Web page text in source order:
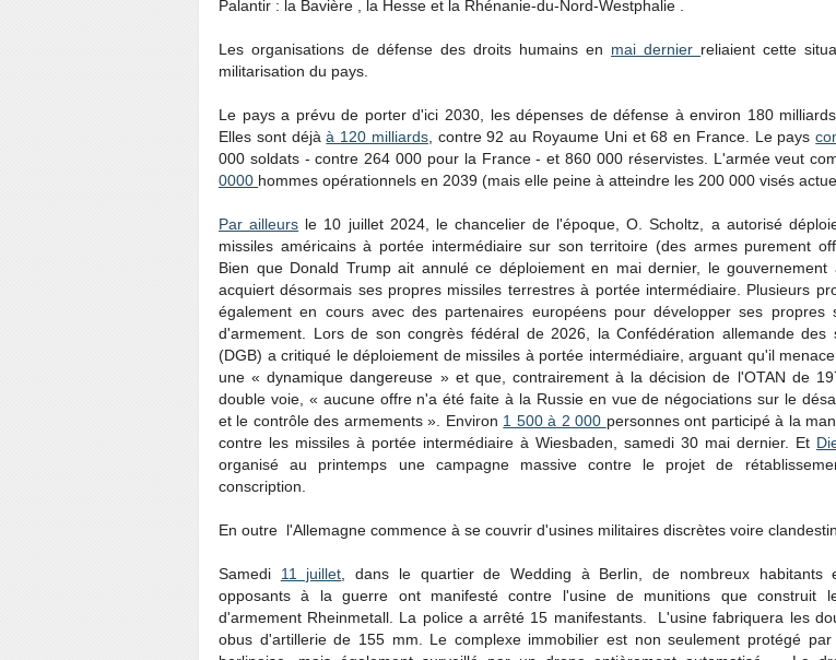
Palantir : la Bavière , la Hesse et la Rhénanie-du-Nord-Westphalie .
Les organisations de défense des droits humains en mai dernier reliaient cette
militarisation du pays.
Le pays a prévu de porter d'ici 2030, les dépenses de défense à environ 180
Elles sont déjàà 120 milliards, contre 92 au Royaume Uni et 68 en France. Le pays
000 soldats - contre 264 000 pour la France - et 860 000 réservistes. L'armée veut
0000 hommes opérationnels en 2039 (mais elle peine à atteindre les 200 000 visés
Par ailleurs le 10 juillet 2024, le chancelier de l'époque, O. Scholtz, a autorisé
missiles américains à portée intermédiaire sur son territoire (des armes purement
Bien que Donald Trump ait annulé ce déploiement en mai dernier, le gouvernement
acquiert désormais ses propres missiles terrestres à portée intermédiaire. Plusieurs
également en cours avec des partenaires européens pour développer ses propres
d'armement. Lors de son congrès fédéral de 2026, la Confédération allemande des
(DGB) a critiqué le déploiement de missiles à portée intermédiaire, arguant qu'il
une « dynamique dangereuse » et que, contrairement à la décision de l'OTAN de
double voie, « aucune offre n'a été faite à la Russie en vue de négociations sur le
et le contrôle des armements ». Environ 1 500 à 2 000 personnes ont participé à la
contre les missiles à portée intermédiaire à Wiesbaden, samedi 30 mai dernier. Et
organisé au printemps une campagne massive contre le projet de
conscription.
En outre l'Allemagne commence à se couvrir d'usines militaires discrètes voire
Samedi 11 juillet , dans le quartier de Wedding à Berlin, de nombreux habitants
opposants à la guerre ont manifesté contre l'usine de munitions que construit
d'armement Rheinmetall. La police a arrêté 15 manifestants. L'usine fabriquera les
obus d'artillerie de 155 mm. Le complexe immobilier est non seulement protégé